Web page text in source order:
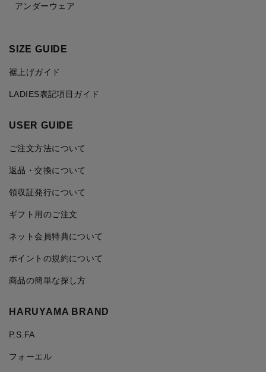
アンダーウェア
SIZE GUIDE
裾上げガイド
LADIES表記項目ガイド
USER GUIDE
ご注文方法について
返品・交換について
領収証発行について
ギフト用のご注文
ネット会員特典について
ポイントの規約について
商品の簡単な探し方
HARUYAMA BRAND
P.S.FA
フォーエル